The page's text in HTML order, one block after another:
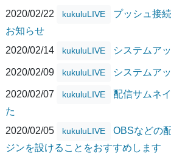
2020/02/22
kukuluLIVE
プッシュ接
お知らせ
2020/02/14
kukuluLIVE システムア
2020/02/09 kukuluLIVE システムア
2020/02/07 kukuluLIVE
配信サムネ
た
2020/02/05
kukuluLIVE
OBSなどの
ジンを設けることをおすすめします